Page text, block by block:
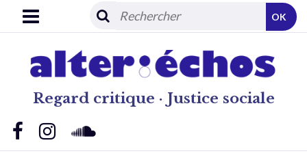
Regard critique · Justice sociale
OK